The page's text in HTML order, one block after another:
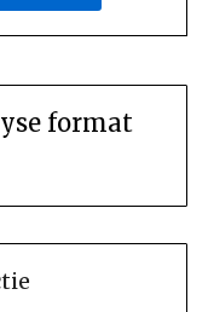
format